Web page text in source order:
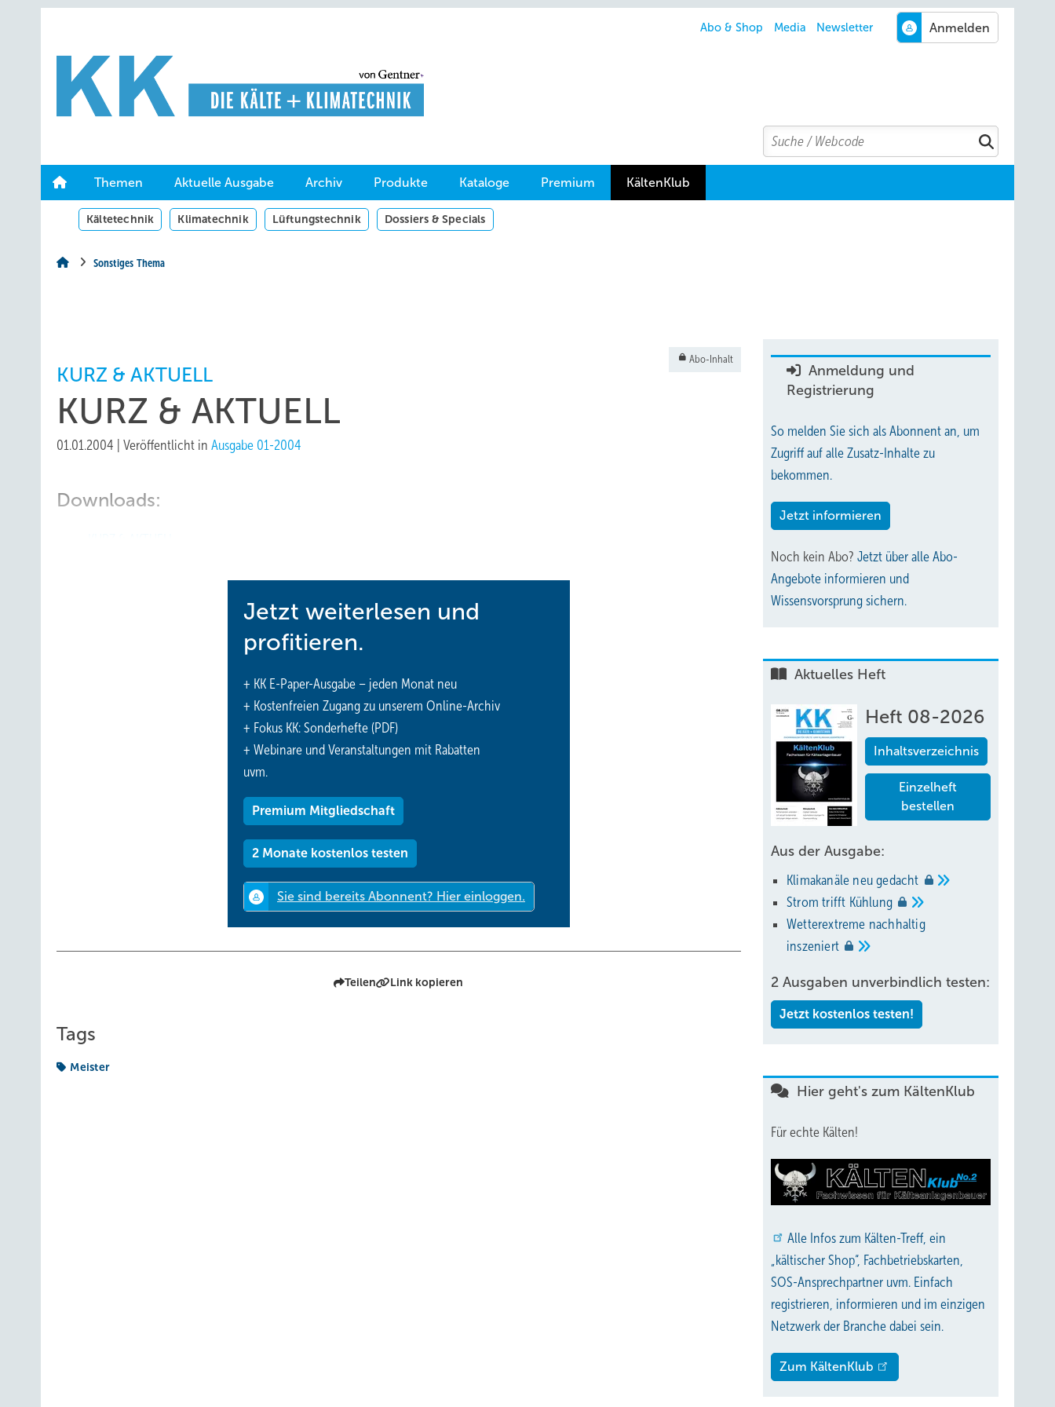
Hauptinhalt
Hauptmenü
Abo & Shop Media Newsletter
Search
Suchen
Themen Aktuelle Ausgabe Archiv Produkte Kataloge Premium KältenKlub
Kältetechnik Klimatechnik Lüftungstechnik Dossiers & Specials
Sonstiges Thema
Abo-Inhalt
KURZ & AKTUELL
KURZ & AKTUELL
01.01.2004 Veröffentlicht in Ausgabe 01-2004
Downloads:
Jetzt weiterlesen und
profitieren.
+ KK E-Paper-Ausgabe – jeden Monat neu
+ Kostenfreien Zugang zu unserem Online-Archiv
+ Fokus KK: Sonderhefte (PDF)
+ Webinare und Veranstaltungen mit Rabatten
uvm.
Premium Mitgliedschaft
2 Monate kostenlos testen
Teilen Link kopieren
Tags
Meister
Anmeldung und
Registrierung
So melden Sie sich als Abonnent an, um
Zugriff auf alle Zusatz-Inhalte zu
bekommen.
Jetzt informieren
Noch kein Abo? Jetzt über alle Abo-
Angebote informieren und
Wissensvorsprung sichern.
Aktuelles Heft
Heft 08-2026
Inhaltsverzeichnis
Einzelheft
bestellen
Aus der Ausgabe:
Klimakanäle neugedacht
Strom trifft Kühlung
Wetterextreme nachhaltig
inszeniert
2 Ausgaben unverbindlich testen:
Jetzt kostenlos testen!
Hier geht's zum KältenKlub
Für echte Kälten!
Alle Infos zum Kälten-Treff, ein
„kältischer Shop“, Fachbetriebskarten,
SOS-Ansprechpartner uvm. Einfach
registrieren, informieren und im einzigen
Netzwerk der Branche dabei sein.
Zum KältenKlub